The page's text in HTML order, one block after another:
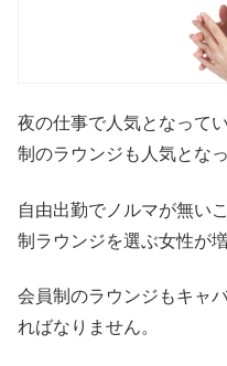
夜の仕事で人気となって
制のラウンジも人気とな
自由出勤でノルマが無い
制ラウンジを選ぶ女性が
会員制のラウンジもキャ
ればなりません。